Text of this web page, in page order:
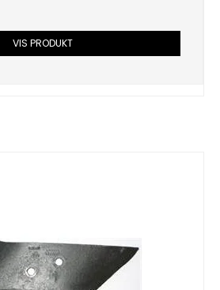
VIS PRODUKT